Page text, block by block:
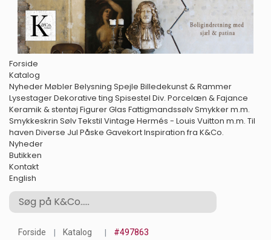
Forside
Katalog
NyhederMøblerBelysning Spejle Billedekunst & Rammer
LysestagerDekorative ting Spisestel Div. Porcelæn & Fajance
Keramik & stentøj FigurerGlas FattigmandssølvSmykker m.m.
Smykkeskrin SølvTekstil Vintage Hermés - Louis Vuitton m.m. Til
haven Diverse Jul Påske GavekortInspiration fra K&Co.
Nyheder
Butikken
Kontakt
English
Forside Katalog #497863